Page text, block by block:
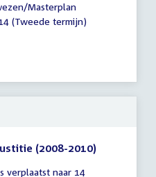
Masterplan
(Tweede termijn)
(2008-2010)
verplaatst naar 14